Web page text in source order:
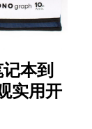
本到
实用开